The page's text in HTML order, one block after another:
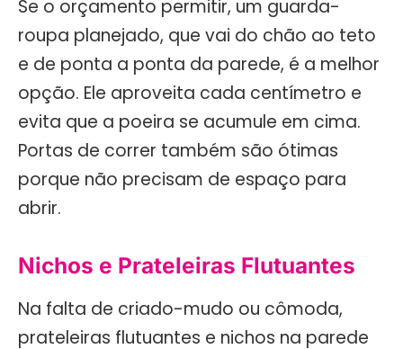
Se o orçamento permitir, um guarda-
roupa planejado, que vai do chão ao teto
e de ponta a ponta da parede, é a melhor
opção. Ele aproveita cada centímetro e
evita que a poeira se acumule em cima.
Portas de correr também são ótimas
porque não precisam de espaço para
abrir.
Nichos e Prateleiras Flutuantes
Na falta de criado-mudo ou cômoda,
prateleiras flutuantes e nichos na parede